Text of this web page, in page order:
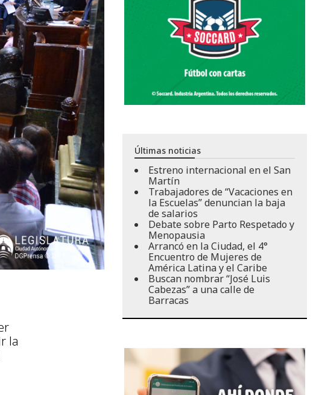
la
Últimas noticias
Estreno internacional en el San
Martín
Trabajadores de “Vacaciones en
la Escuelas” denuncian la baja
de salarios
Debate sobre Parto Respetado y
Menopausia
Arrancó en la Ciudad, el 4°
Encuentro de Mujeres de
América Latina y el Caribe
Buscan nombrar “José Luis
Cabezas” a una calle de
Barracas